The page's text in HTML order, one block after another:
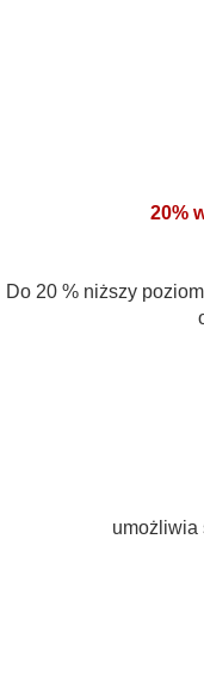
20%
Do 20 % niższy
umożliwia